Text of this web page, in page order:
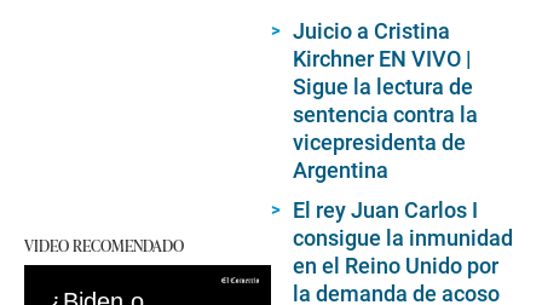
VIDEO RECOMENDADO
Juicio a Cristina
Kirchner EN VIVO |
Sigue la lectura de
sentencia contra la
vicepresidenta de
Argentina
El rey Juan Carlos I
consigue la inmunidad
en el Reino Unido por
la demanda de acoso